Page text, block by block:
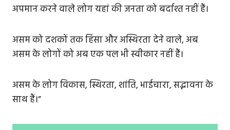
अपमान करने वाले लोग यहां की जनता को बर्दाश्त नहीं हैं।
असम को दशकों तक हिंसा और अस्थिरता देने वाले, अब
असम के लोगों को अब एक पल भी स्वीकार नहीं हैं।
असम के लोग विकास, स्थिरता, शांति, भाईचारा, सद्भावना के
साथ हैं।”